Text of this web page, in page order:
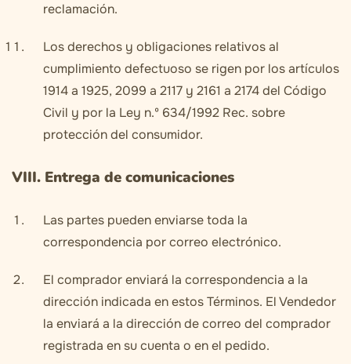
reclamación.
Los derechos y obligaciones relativos al
cumplimiento defectuoso se rigen por los artículos
1914 a 1925, 2099 a 2117 y 2161 a 2174 del Código
Civil y por la Ley n.º 634/1992 Rec. sobre
protección del consumidor.
VIII. Entrega de comunicaciones
Las partes pueden enviarse toda la
correspondencia por correo electrónico.
El comprador enviará la correspondencia a la
dirección indicada en estos Términos. El Vendedor
la enviará a la dirección de correo del comprador
registrada en su cuenta o en el pedido.